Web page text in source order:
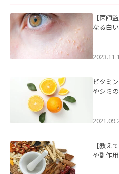
【医師
なる白
ビタミ
やシミ
【教え
や副作